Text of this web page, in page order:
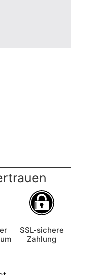
SSL-sichere
Zahlung